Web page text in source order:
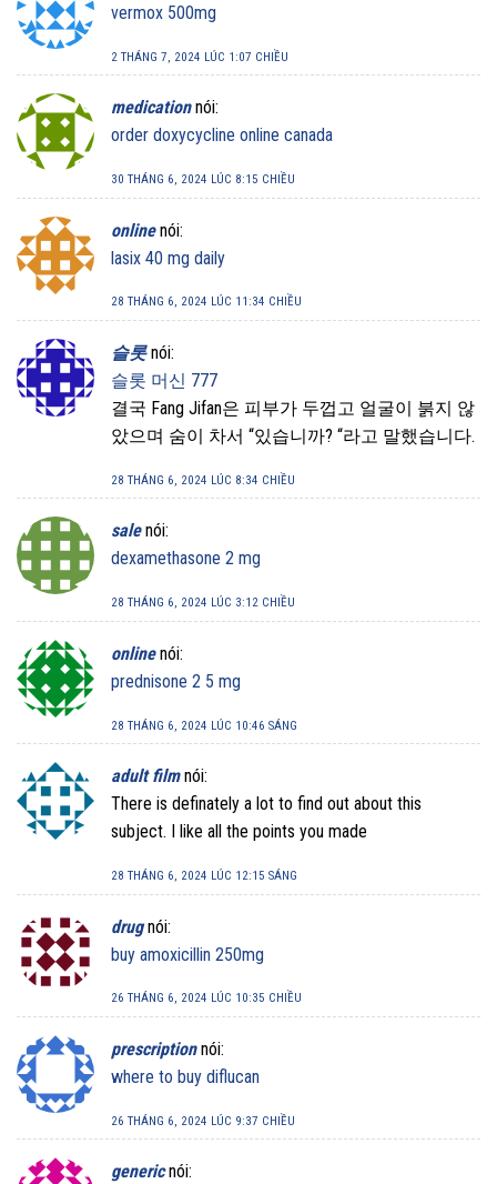
vermox 500mg
2 THÁNG 7, 2024 LÚC 1:07 CHIỀU
medication nói:
order doxycycline online canada
30 THÁNG 6, 2024 LÚC 8:15 CHIỀU
online nói:
lasix 40 mg daily
28 THÁNG 6, 2024 LÚC 11:34 CHIỀU
슬롯 nói:
슬롯 머신 777
결국 Fang Jifan은 피부가 두껍고 얼굴이 붉지 않
았으며 숨이 차서 “있습니까? “라고 말했습니다.
28 THÁNG 6, 2024 LÚC 8:34 CHIỀU
sale nói:
dexamethasone 2 mg
28 THÁNG 6, 2024 LÚC 3:12 CHIỀU
online nói:
prednisone 2 5 mg
28 THÁNG 6, 2024 LÚC 10:46 SÁNG
adult film nói:
There is definately a lot to find out about this
subject. I like all the points you made
28 THÁNG 6, 2024 LÚC 12:15 SÁNG
drug nói:
buy amoxicillin 250mg
26 THÁNG 6, 2024 LÚC 10:35 CHIỀU
prescription nói:
where to buy diflucan
26 THÁNG 6, 2024 LÚC 9:37 CHIỀU
generic nói: